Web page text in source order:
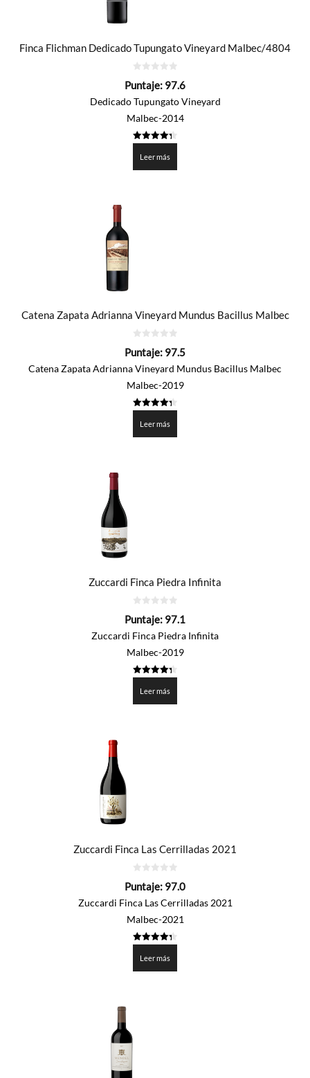
Finca Flichman Dedicado Tupungato Vineyard Malbec/4804
de
Puntaje: 97.6
Dedicado Tupungato Vineyard
Malbec-2014
de 5
Leer más
Catena Zapata Adrianna Vineyard Mundus Bacillus Malbec
de
Puntaje: 97.5
Catena Zapata Adrianna Vineyard Mundus Bacillus Malbec
Malbec-2019
de 5
Leer más
Zuccardi Finca Piedra Infinita
de
Puntaje: 97.1
Zuccardi Finca Piedra Infinita
Malbec-2019
de 5
Leer más
Zuccardi Finca Las Cerrilladas 2021
de
Puntaje: 97.0
Zuccardi Finca Las Cerrilladas 2021
Malbec-2021
de 5
Leer más